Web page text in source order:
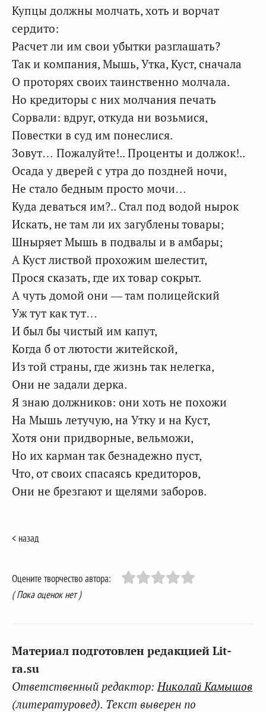
Купцы должны молчать, хоть и ворчат
сердито:
Расчет ли им свои убытки разглашать?
Так и компания, Мышь, Утка, Куст, сначала
О проторях своих таинственно молчала.
Но кредиторы с них молчания печать
Сорвали: вдруг, откуда ни возьмися,
Повестки в суд им понеслися.
Зовут… Пожалуйте!.. Проценты и должок!..
Осада у дверей с утра до поздней ночи,
Не стало бедным просто мочи…
Куда деваться им?.. Стал под водой нырок
Искать, не там ли их загублены товары;
Шныряет Мышь в подвалы и в амбары;
А Куст листвой прохожим шелестит,
Прося сказать, где их товар сокрыт.
А чуть домой они — там полицейский
Уж тут как тут…
И был бы чистый им капут,
Когда б от лютости житейской,
Из той страны, где жизнь так нелегка,
Они не задали дерка.
Я знаю должников: они хоть не похожи
На Мышь летучую, на Утку и на Куст,
Хотя они придворные, вельможи,
Но их карман так безнадежно пуст,
Что, от своих спасаясь кредиторов,
Они не брезгают и щелями заборов.
< назад
Оцените творчество автора:
( Пока оценок нет )
Материал подготовлен редакцией Lit-
ra.su
Ответственный редактор: Николай Камышов
(литературовед). Текст выверен по